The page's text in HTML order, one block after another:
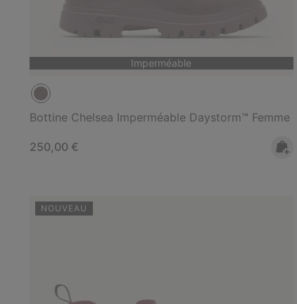
Imperméable
Bottine Chelsea Imperméable Daystorm™ Femme
Regular price:
250,00 €
NOUVEAU